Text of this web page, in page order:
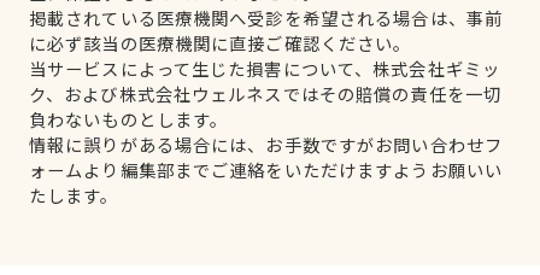
掲載されている医療機関へ受診を希望される場合は、事前
に必ず該当の医療機関に直接ご確認ください。
当サービスによって生じた損害について、株式会社ギミッ
ク、および株式会社ウェルネスではその賠償の責任を一切
負わないものとします。
情報に誤りがある場合には、お手数ですがお問い合わせフ
ォームより編集部までご連絡をいただけますようお願いい
たします。